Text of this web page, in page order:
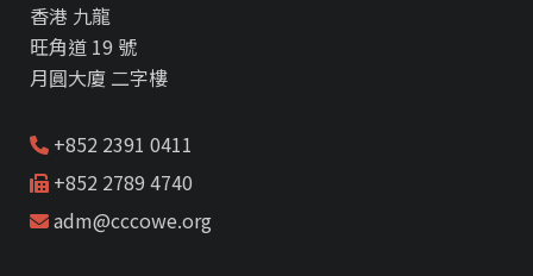
香港 九龍
旺角道 19 號
月圓大廈 二字樓
+852 2391 0411
+852 2789 4740
adm@cccowe.org